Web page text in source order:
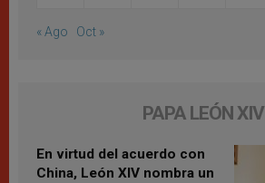
« Ago Oct »
PAPA LEÓN XIV
En virtud del acuerdo con
China, León XIV nombra un